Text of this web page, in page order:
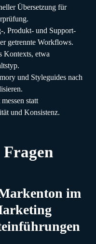
Übersetzung für
Produkt- und Support-
getrennte Workflows.
Kontexts, etwa
und Styleguides nach
statt
und Konsistenz.
im